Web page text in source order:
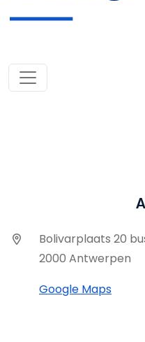
Bolivarplaats 20
2000 Antwerpen
Google Maps